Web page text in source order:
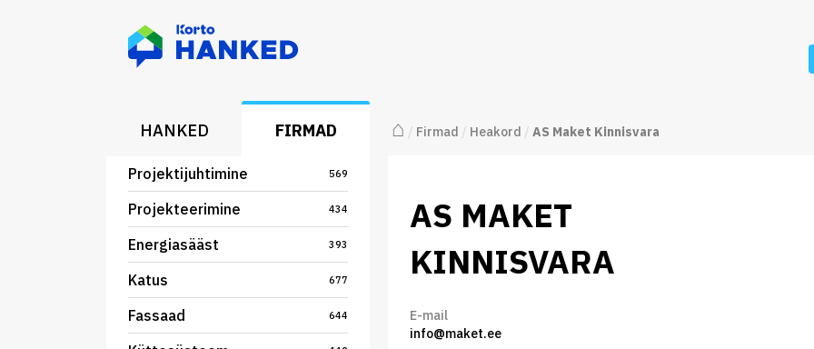
HANKED FIRMAD
Projektijuhtimine 569
Projekteerimine 434
Energiasääst 393
Katus 677
Fassaad 644
⌂ / Firmad / Heakord / AS Maket Kinnisvara
AS MAKET
KINNISVARA
E-mail
info@maket.ee